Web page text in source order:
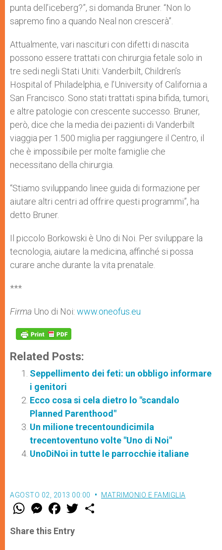
punta dell’iceberg?”, si domanda Bruner. “Non lo
sapremo fino a quando Neal non crescerà”.
Attualmente, vari nascituri con difetti di nascita
possono essere trattati con chirurgia fetale solo in
tre sedi negli Stati Uniti: Vanderbilt, Children’s
Hospital of Philadelphia, e l’University of California a
San Francisco. Sono stati trattati spina bifida, tumori,
e altre patologie con crescente successo. Bruner,
però, dice che la media dei pazienti di Vanderbilt
viaggia per 1.500 miglia per raggiungere il Centro, il
che è impossibile per molte famiglie che
necessitano della chirurgia.
“Stiamo sviluppando linee guida di formazione per
aiutare altri centri ad offrire questi programmi”, ha
detto Bruner.
Il piccolo Borkowski è Uno di Noi. Per sviluppare la
tecnologia, aiutare la medicina, affinché si possa
curare anche durante la vita prenatale.
***
Firma Uno di Noi: www.oneofus.eu
Related Posts:
Seppellimento dei feti: un obbligo informare
i genitori
Ecco cosa si cela dietro lo "scandalo
Planned Parenthood"
Un milione trecentoundicimila
trecentoventuno volte "Uno di Noi"
UnoDiNoi in tutte le parrocchie italiane
AGOSTO 02, 2013 00:00 MATRIMONIO E FAMIGLIA
W
t
s
M
e
s
e
F
a
e
b
w
Share this Entry